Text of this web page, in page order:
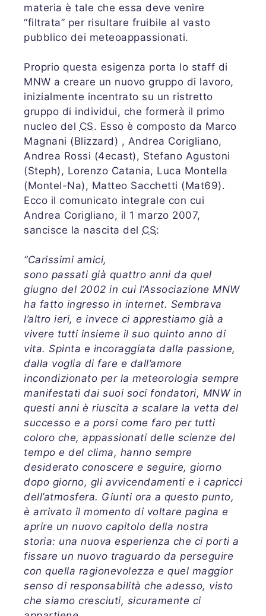
materia è tale che essa deve venire
“filtrata” per risultare fruibile al vasto
pubblico dei meteoappassionati.
Proprio questa esigenza porta lo staff di
MNW a creare un nuovo gruppo di lavoro,
inizialmente incentrato su un ristretto
gruppo di individui, che formerà il primo
nucleo del CS. Esso è composto da Marco
Magnani (Blizzard) , Andrea Corigliano,
Andrea Rossi (4ecast), Stefano Agustoni
(Steph), Lorenzo Catania, Luca Montella
(Montel-Na), Matteo Sacchetti (Mat69).
Ecco il comunicato integrale con cui
Andrea Corigliano, il 1 marzo 2007,
sancisce la nascita del CS:
“Carissimi amici,
sono passati già quattro anni da quel
giugno del 2002 in cui l’Associazione MNW
ha fatto ingresso in internet. Sembrava
l’altro ieri, e invece ci apprestiamo già a
vivere tutti insieme il suo quinto anno di
vita. Spinta e incoraggiata dalla passione,
dalla voglia di fare e dall’amore
incondizionato per la meteorologia sempre
manifestati dai suoi soci fondatori, MNW in
questi anni è riuscita a scalare la vetta del
successo e a porsi come faro per tutti
coloro che, appassionati delle scienze del
tempo e del clima, hanno sempre
desiderato conoscere e seguire, giorno
dopo giorno, gli avvicendamenti e i capricci
dell’atmosfera. Giunti ora a questo punto,
è arrivato il momento di voltare pagina e
aprire un nuovo capitolo della nostra
storia: una nuova esperienza che ci porti a
fissare un nuovo traguardo da perseguire
con quella ragionevolezza e quel maggior
senso di responsabilità che adesso, visto
che siamo cresciuti, sicuramente ci